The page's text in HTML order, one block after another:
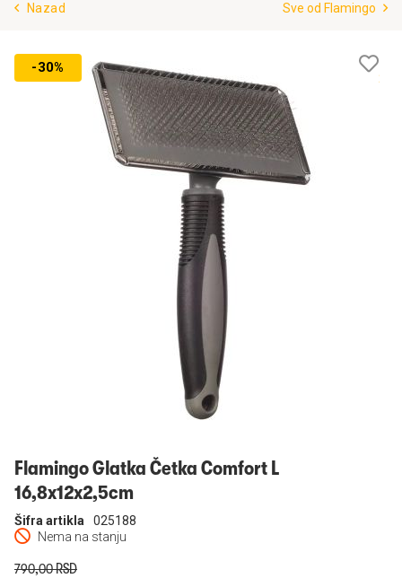
Brendovi
Blog
Akcija!
Nazad Sve od Flamingo
-30%
Flamingo Glatka Četka Comfort L
16,8x12x2,5cm
Nema na stanju
Šifra artikla 025188
790,00 RSD